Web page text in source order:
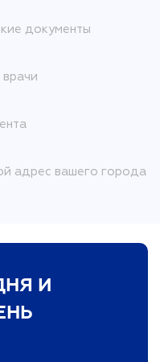
документы
адрес вашего города
И